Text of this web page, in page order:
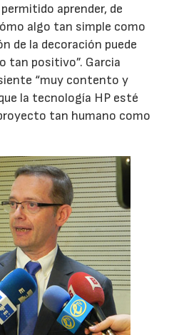
aprender, de
algo tan simple como
de la decoración puede
tan positivo”. Garcia
“muy contento y
la tecnología HP esté
tan humano como